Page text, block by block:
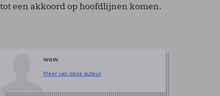
tot een akkoord op hoofdlijnen komen.
waw
Meer van deze auteur